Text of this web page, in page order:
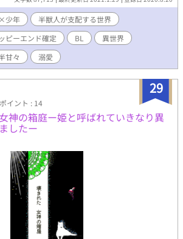
ら隠れるように生活を始める。 数十年後…
人』は今では森の奥深くで小さな集落を築
ている。 人に生まれたハイルは父と二人で
たが村の近くで半獣人を見かけたという情
りに森の中へと身を隠す。 ハイル親子も
ハイルが一人で狩りを行なっている時に半
いたのは凶獣化を抑える為の道具としての
した半獣人の青年×生き残った人間の少年
✳︎更新は不定期です。 ✳︎R18ですがエロ
っぽいところには【✳︎】マーク入れます！
りだと思います…m(__)m
少年
半獣人が支配する世界
ピーエンド確定 BL
異世界
甘々 溺愛
29
イント : 14
神の箱庭ー姫と呼ばれていきなり異
したー